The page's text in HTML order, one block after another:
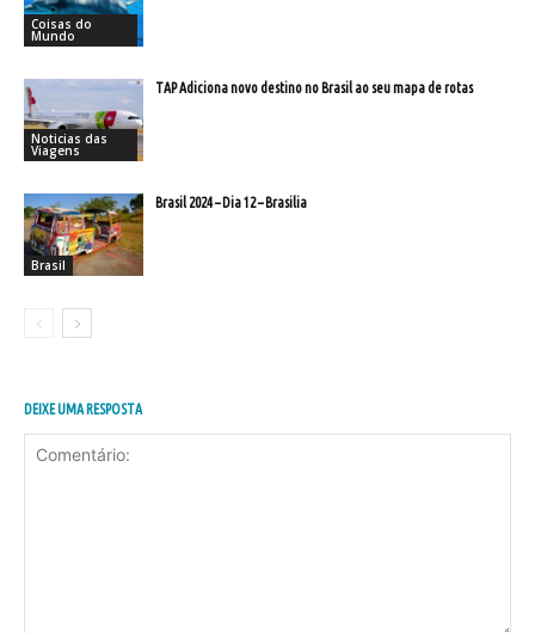
Coisas do
Mundo
Noticias das
Viagens
TAP Adiciona novo destino no Brasil ao seu mapa de rotas
Brasil
Brasil 2024 – Dia 12 – Brasilia
DEIXE UMA RESPOSTA